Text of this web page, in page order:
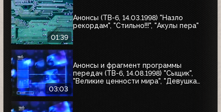
01:39
Анонсы (ТВ-6, 14.03.1998) "Назло
рекордам", "Стильно!!!", "Акулы пера"
03:03
Анонсы и фрагмент программы
передач (ТВ-6, 14.08.1998) "Сыщик",
"Великие ценности мира", "Девушка